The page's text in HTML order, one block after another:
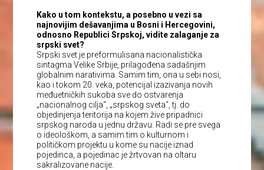
Kako u tom kontekstu, a posebno u vezi sa
najnovijim dešavanjima u Bosni i Hercegovini,
odnosno Republici Srpskoj, vidite zalaganje za
srpski svet?
Srpski svet je preformulisana nacionalistička
sintagma Velike Srbije, prilagođena sadašnjim
globalnim narativima. Samim tim, ona u sebi nosi,
kao i tokom 20. veka, potencijal izazivanja novih
međuetničkih sukoba sve do ostvarenja
„nacionalnog cilja“, „srpskog sveta“, tj. do
objedinjenja teritorija na kojem žive pripadnici
srpskog naroda u jednu državu. Radi se pre svega
o ideološkom, a samim tim o kulturnom i
političkom projektu u kome su nacije iznad
pojedinca, a pojedinac je žrtvovan na oltaru
sakralizovane nacije.